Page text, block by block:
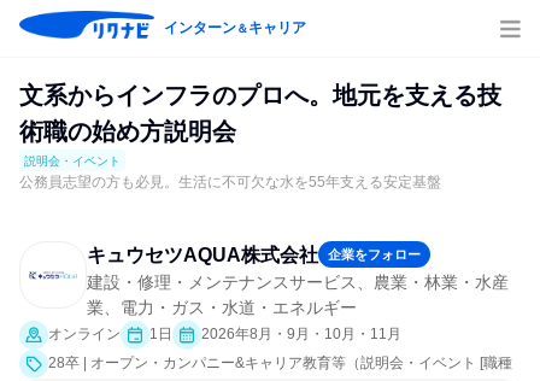
インターン＆キャリア
文系からインフラのプロへ。地元を支える技
術職の始め方説明会
説明会・イベント
公務員志望の方も必見。生活に不可欠な水を55年支える安定基盤
キュウセツAQUA株式会社 企業をフォロー
建設・修理・メンテナンスサービス、農業・林業・水産
業、電力・ガス・水道・エネルギー
オンライン 1日
2026年8月・9月・10月・11月
28卒 | オープン・カンパニー&キャリア教育等（説明会・イベント [職種